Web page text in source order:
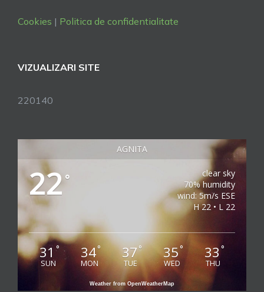
Cookies | Politica de confidentialitate
VIZUALIZARI SITE
220140
AGNITA
22°
clear sky
70% humidity
wind: 5m/s ESE
H 22 • L 22
31 °
SUN
34°
MON
37°
TUE
35°
WED
33 °
THU
Weather from OpenWeatherMap